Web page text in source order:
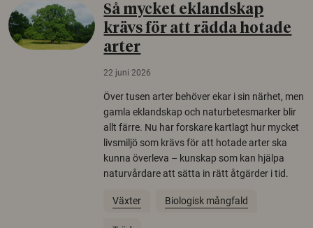
Så mycket eklandskap
krävs för att rädda hotade
arter
22 juni 2026
Över tusen arter behöver ekar i sin närhet, men
gamla eklandskap och naturbetesmarker blir
allt färre. Nu har forskare kartlagt hur mycket
livsmiljö som krävs för att hotade arter ska
kunna överleva – kunskap som kan hjälpa
naturvårdare att sätta in rätt åtgärder i tid.
Växter Biologisk mångfald